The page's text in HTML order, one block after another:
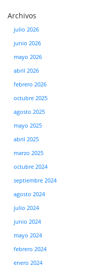
Archivos
julio 2026
junio 2026
mayo 2026
abril 2026
febrero 2026
octubre 2025
agosto 2025
mayo 2025
abril 2025
marzo 2025
octubre 2024
septiembre 2024
agosto 2024
julio 2024
junio 2024
mayo 2024
febrero 2024
enero 2024